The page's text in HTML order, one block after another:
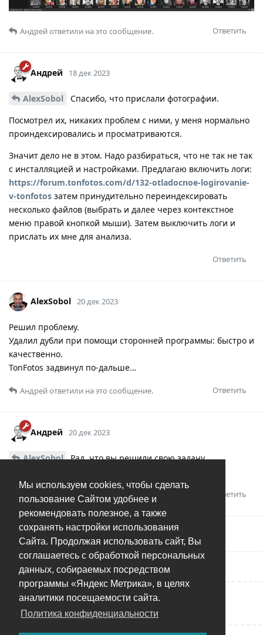
Мы используем cookies, чтобы сделать
пользование Сайтом удобнее и
рекомендовать полезное, а также
сохранять настройки использования
Сайта. Продолжая использовать сайт, Вы
соглашаетесь с обработкой персональных
данных, собираемых посредством
программы «Яндекс Метрика», в целях
аналитики посещаемости сайта.
Политика конфиденциальности
Ответить
Андрейответили на это сообщение.
Андрей 18 дек 2023
AlexSobol
Спасибо, что прислали фотографии.
Посмотрел их, никаких проблем с ними, у меня нормально
проиндексировались и просматриваются.
Значит дело не в этом. Надо разбираться, что не так не так
с инсталляцией и настройками. Предлагаю включить логи:
https://forum.tonfotos.com/d/132-otladocnoe-logirovanie-
v-tonfotos затем принудительно переиндексировать
несколько файлов (выбрать и далее через контекстное
меню правой кнопкой мыши). Затем выключить логи и
прислать их мне для анализа.
Ответить
AlexSobol 20 дек 2023
Решил проблему.
Удалил дубли при помощи сторонней программы: быстро и
качественно.
TonFotos задвинул по-дальше…
Ответить
Андрейответили на это сообщение.
Андрей 20 дек 2023
AlexSobol Рад, что вы решили свою задачу.
Ответить
Андрейдобавил(а) тег.
Написать ответ...